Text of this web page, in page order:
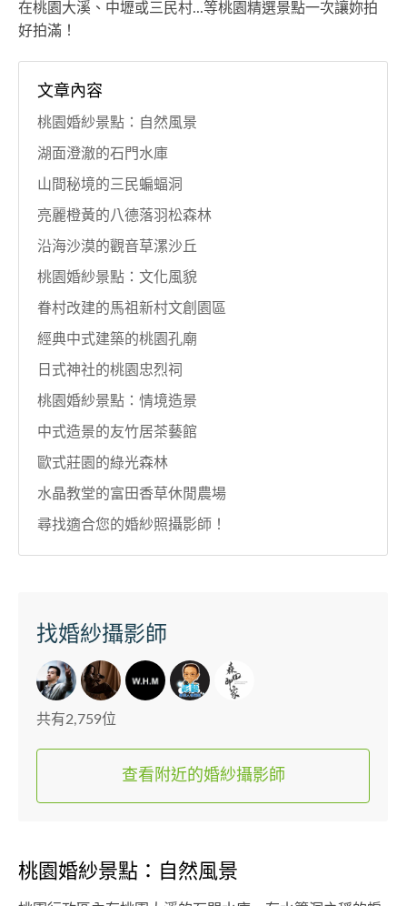
在桃園大溪、中壢或三民村...等桃園精選景點一次讓妳拍
好拍滿！
文章內容
桃園婚紗景點：自然風景
湖面澄澈的石門水庫
山間秘境的三民蝙蝠洞
亮麗橙黃的八德落羽松森林
沿海沙漠的觀音草漯沙丘
桃園婚紗景點：文化風貌
眷村改建的馬祖新村文創園區
經典中式建築的桃園孔廟
日式神社的桃園忠烈祠
桃園婚紗景點：情境造景
中式造景的友竹居茶藝館
歐式莊園的綠光森林
水晶教堂的富田香草休閒農場
尋找適合您的婚紗照攝影師！
找婚紗攝影師
共有2,759位
查看附近的婚紗攝影師
桃園婚紗景點：自然風景